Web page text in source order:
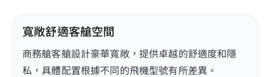
寬敞舒適客艙空間
商務艙客艙設計豪華寬敞，提供卓越的舒適度和隱
私，具體配置根據不同的飛機型號有所差異。